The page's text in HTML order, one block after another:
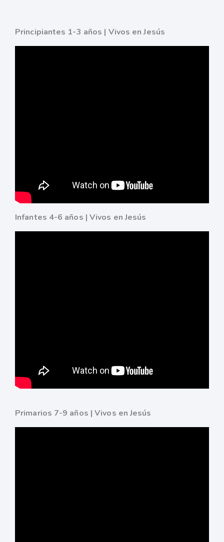
Principiantes 1-3 años | Vivos en Jesús
Infantes 4-6 años | Vivos en Jesús
Primarios 7-9 años | Vivos en Jesús